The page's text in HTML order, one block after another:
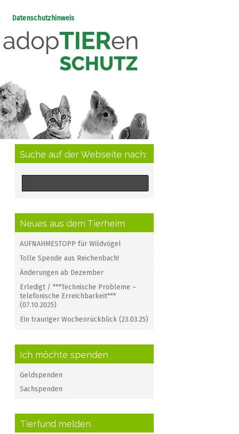
Datenschutzhinweis
Suche auf der Webseite nach:
Neues aus dem Tierheim
AUFNAHMESTOPP für Wildvögel
Tolle Spende aus Reichenbach!
Änderungen ab Dezember
Erledigt / ***Technische Probleme –
telefonische Erreichbarkeit***
(07.10.2025)
Ein trauriger Wochenrückblick (23.03.25)
Ich möchte spenden
Geldspenden
Sachspenden
Tierfund melden